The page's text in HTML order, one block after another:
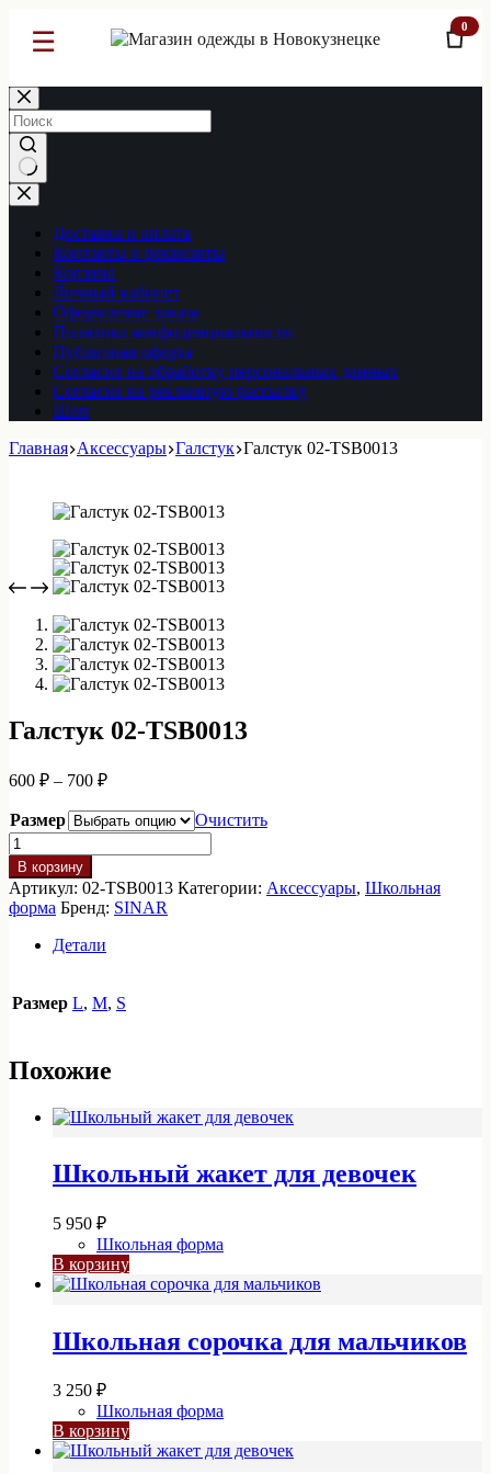
☰ 0
Перейти
к
сути
Ничего
не
найденоДоставка и оплата
Контакты и реквизиты
Корзина
Личный кабинет
Оформление заказа
Политика конфиденциальности
Публичная оферта
Согласие на обработку персональных данных
Согласие на рекламную рассылку
Шоп
Главная Аксессуары Галстук Галстук 02-TSB0013
Галстук 02-TSB0013
600 ₽ – 700 ₽Диапазон
600 ₽
–
Размер
Очистить
Количество
товара
Галстук
02-
TSB0013
В корзину
Артикул: 02-TSB0013 Категории: Аксессуары, Школьная
форма Бренд: SINAR
Детали
Размер L, M, S
Похожие
Школьный жакет для девочек
5 950 ₽
Школьная форма
В корзину
Школьная сорочка для мальчиков
3 250 ₽
Школьная форма
В корзину